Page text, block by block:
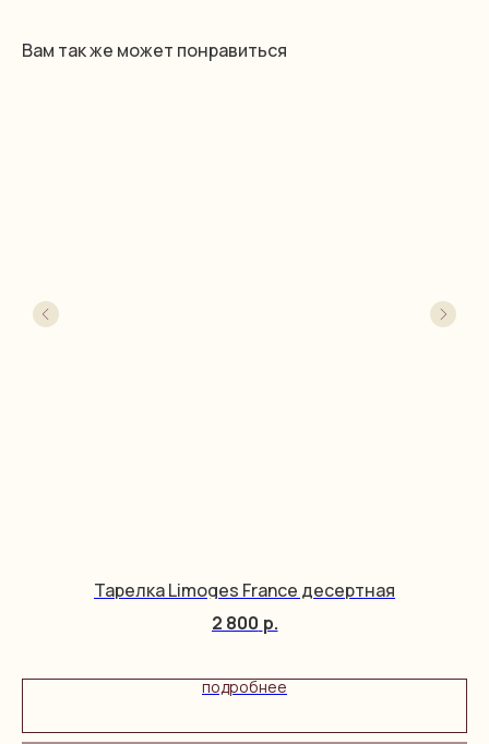
Вам так же может понравиться
Тарелка Limoges France десертная
2 800 р.
подробнее